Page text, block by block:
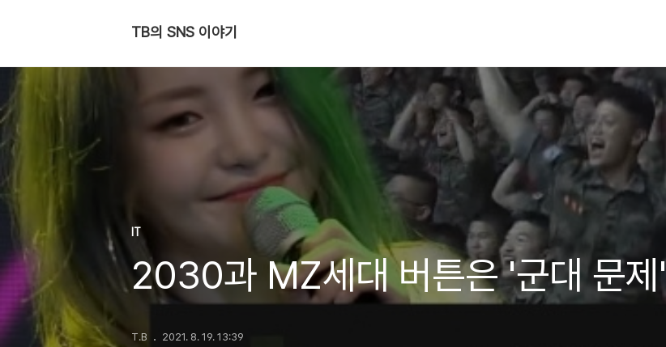
TB의 SNS 이야기
IT
2030과 MZ세대 버튼은 '군대 문제'
T.B 2021. 8. 19. 13:39